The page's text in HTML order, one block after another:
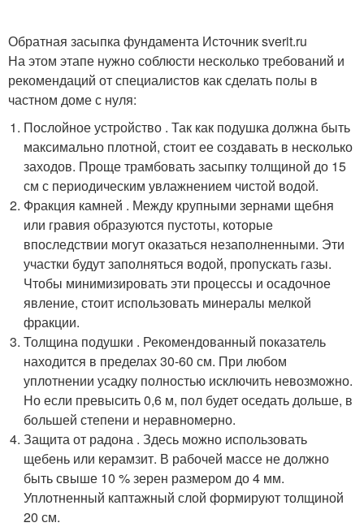
Обратная засыпка фундамента Источник sverit.ru
На этом этапе нужно соблюсти несколько требований и
рекомендаций от специалистов как сделать полы в
частном доме с нуля:
Послойное устройство . Так как подушка должна быть
максимально плотной, стоит ее создавать в несколько
заходов. Проще трамбовать засыпку толщиной до 15
см с периодическим увлажнением чистой водой.
Фракция камней . Между крупными зернами щебня
или гравия образуются пустоты, которые
впоследствии могут оказаться незаполненными. Эти
участки будут заполняться водой, пропускать газы.
Чтобы минимизировать эти процессы и осадочное
явление, стоит использовать минералы мелкой
фракции.
Толщина подушки . Рекомендованный показатель
находится в пределах 30-60 см. При любом
уплотнении усадку полностью исключить невозможно.
Но если превысить 0,6 м, пол будет оседать дольше, в
большей степени и неравномерно.
Защита от радона . Здесь можно использовать
щебень или керамзит. В рабочей массе не должно
быть свыше 10 % зерен размером до 4 мм.
Уплотненный каптажный слой формируют толщиной
20 см.